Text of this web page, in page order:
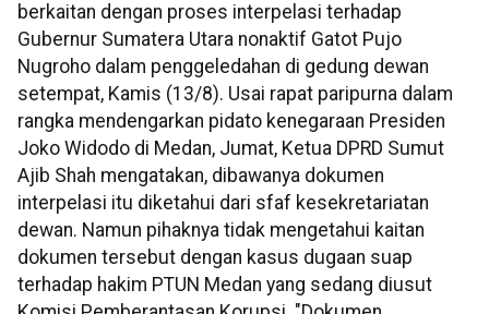
berkaitan dengan proses interpelasi terhadap
Gubernur Sumatera Utara nonaktif Gatot Pujo
Nugroho dalam penggeledahan di gedung dewan
setempat, Kamis (13/8). Usai rapat paripurna dalam
rangka mendengarkan pidato kenegaraan Presiden
Joko Widodo di Medan, Jumat, Ketua DPRD Sumut
Ajib Shah mengatakan, dibawanya dokumen
interpelasi itu diketahui dari sfaf kesekretariatan
dewan. Namun pihaknya tidak mengetahui kaitan
dokumen tersebut dengan kasus dugaan suap
terhadap hakim PTUN Medan yang sedang diusut